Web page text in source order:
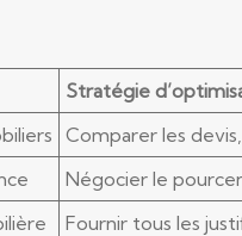
Stratégie
Comparer les
Négocier le
Fournir tous les